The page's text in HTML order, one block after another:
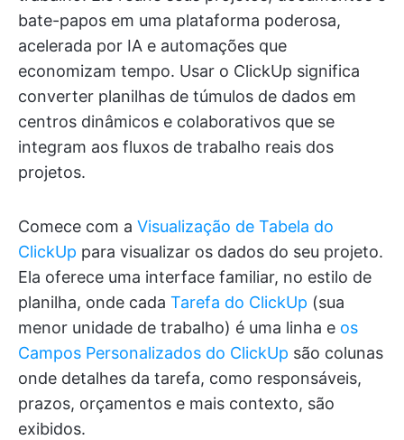
bate-papos em uma plataforma poderosa,
acelerada por IA e automações que
economizam tempo. Usar o ClickUp significa
converter planilhas de túmulos de dados em
centros dinâmicos e colaborativos que se
integram aos fluxos de trabalho reais dos
projetos.
Comece com a Visualização de Tabela do
ClickUp para visualizar os dados do seu projeto.
Ela oferece uma interface familiar, no estilo de
planilha, onde cada Tarefa do ClickUp (sua
menor unidade de trabalho) é uma linha e os
Campos Personalizados do ClickUp são colunas
onde detalhes da tarefa, como responsáveis,
prazos, orçamentos e mais contexto, são
exibidos.